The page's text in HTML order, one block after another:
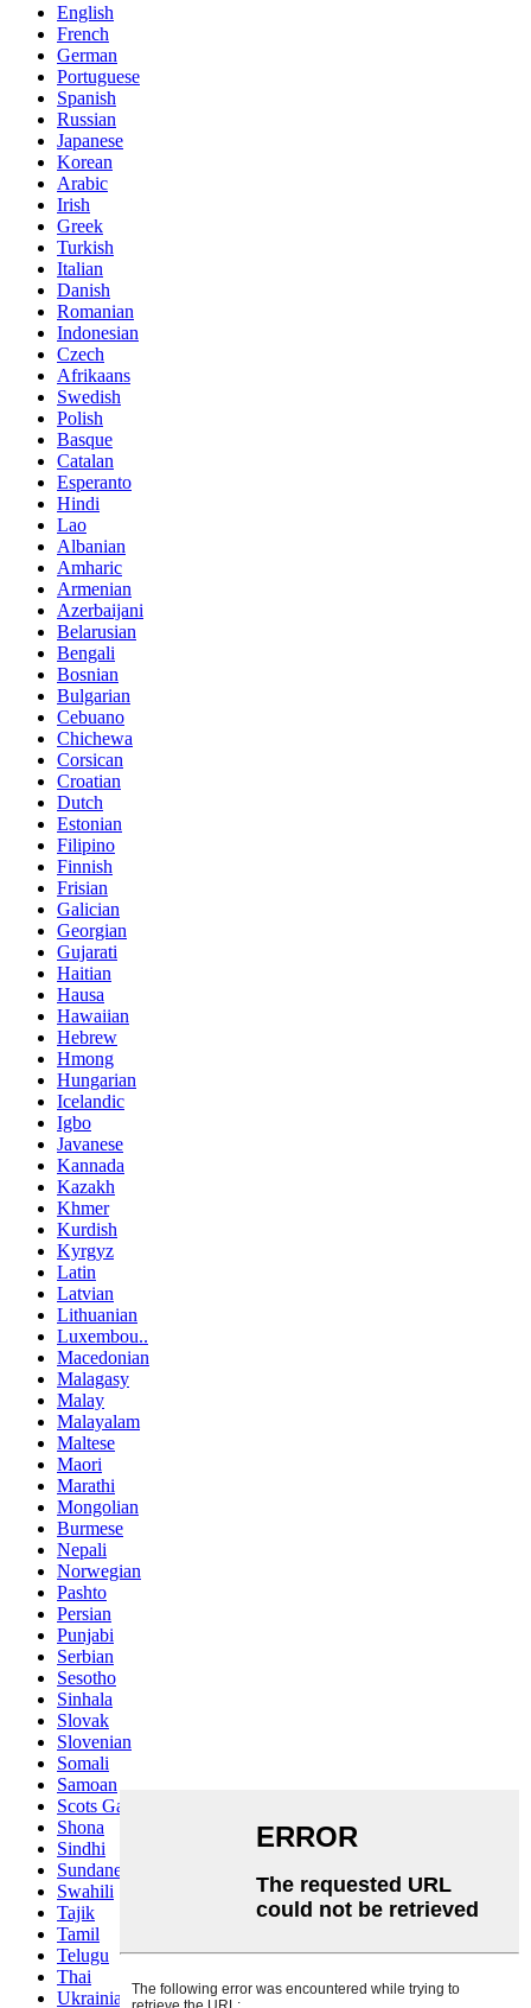
English
French
German
Portuguese
Spanish
Russian
Japanese
Korean
Arabic
Irish
Greek
Turkish
Italian
Danish
Romanian
Indonesian
Czech
Afrikaans
Swedish
Polish
Basque
Catalan
Esperanto
Hindi
Lao
Albanian
Amharic
Armenian
Azerbaijani
Belarusian
Bengali
Bosnian
Bulgarian
Cebuano
Chichewa
Corsican
Croatian
Dutch
Estonian
Filipino
Finnish
Frisian
Galician
Georgian
Gujarati
Haitian
Hausa
Hawaiian
Hebrew
Hmong
Hungarian
Icelandic
Igbo
Javanese
Kannada
Kazakh
Khmer
Kurdish
Kyrgyz
Latin
Latvian
Lithuanian
Luxembou..
Macedonian
Malagasy
Malay
Malayalam
Maltese
Maori
Marathi
Mongolian
Burmese
Nepali
Norwegian
Pashto
Persian
Punjabi
Serbian
Sesotho
Sinhala
Slovak
Slovenian
Somali
Samoan
Scots Gaelic
Shona
Sindhi
Sundanese
Swahili
Tajik
Tamil
Telugu
Thai
Ukrainian